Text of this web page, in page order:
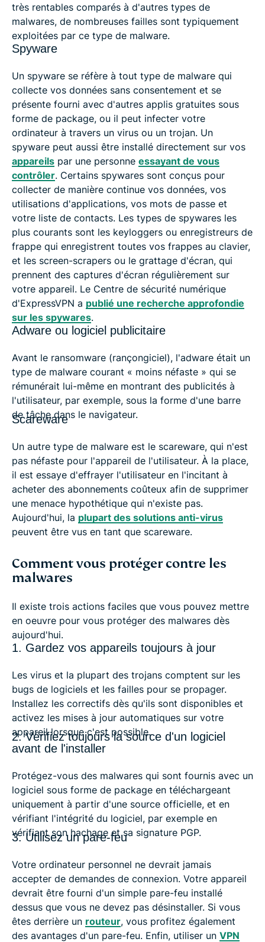
très rentables comparés à d'autres types de
malwares, de nombreuses failles sont typiquement
exploitées par ce type de malware.
Spyware
Un spyware se réfère à tout type de malware qui
collecte vos données sans consentement et se
présente fourni avec d'autres applis gratuites sous
forme de package, ou il peut infecter votre
ordinateur à travers un virus ou un trojan. Un
spyware peut aussi être installé directement sur vos
appareils par une personne essayant de vous
contrôler. Certains spywares sont conçus pour
collecter de manière continue vos données, vos
utilisations d'applications, vos mots de passe et
votre liste de contacts. Les types de spywares les
plus courants sont les keyloggers ou enregistreurs de
frappe qui enregistrent toutes vos frappes au clavier,
et les screen-scrapers ou le grattage d'écran, qui
prennent des captures d'écran régulièrement sur
votre appareil. Le Centre de sécurité numérique
d'ExpressVPN a publié une recherche approfondie
sur les spywares.
Adware ou logiciel publicitaire
Avant le ransomware (rançongiciel), l'adware était un
type de malware courant « moins néfaste » qui se
rémunérait lui-même en montrant des publicités à
l'utilisateur, par exemple, sous la forme d'une barre
de tâche dans le navigateur.
Scareware
Un autre type de malware est le scareware, qui n'est
pas néfaste pour l'appareil de l'utilisateur. À la place,
il est essaye d'effrayer l'utilisateur en l'incitant à
acheter des abonnements coûteux afin de supprimer
une menace hypothétique qui n'existe pas.
Aujourd'hui, la plupart des solutions anti-virus
peuvent être vus en tant que scareware.
Comment vous protéger contre les
malwares
Il existe trois actions faciles que vous pouvez mettre
en oeuvre pour vous protéger des malwares dès
aujourd'hui.
1. Gardez vos appareils toujours à jour
Les virus et la plupart des trojans comptent sur les
bugs de logiciels et les failles pour se propager.
Installez les correctifs dès qu'ils sont disponibles et
activez les mises à jour automatiques sur votre
appareil lorsque c'est possible.
2. Vérifiez toujours la source d'un logiciel
avant de l'installer
Protégez-vous des malwares qui sont fournis avec un
logiciel sous forme de package en téléchargeant
uniquement à partir d'une source officielle, et en
vérifiant l'intégrité du logiciel, par exemple en
vérifiant son hachage et sa signature PGP.
3. Utilisez un pare-feu
Votre ordinateur personnel ne devrait jamais
accepter de demandes de connexion. Votre appareil
devrait être fourni d'un simple pare-feu installé
dessus que vous ne devez pas désinstaller. Si vous
êtes derrière un routeur, vous profitez également
des avantages d'un pare-feu. Enfin, utiliser un VPN